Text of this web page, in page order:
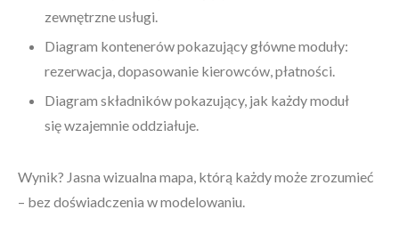
zewnętrzne usługi.
Diagram kontenerów pokazujący główne moduły:
rezerwacja, dopasowanie kierowców, płatności.
Diagram składników pokazujący, jak każdy moduł
się wzajemnie oddziałuje.
Wynik? Jasna wizualna mapa, którą każdy może zrozumieć
– bez doświadczenia w modelowaniu.